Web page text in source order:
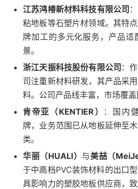
江苏鸿椿新材料科技有限公司
粘地板等石塑片材领域。其特
牌加工的多元化服务，产品适
景。
浙江天振科技股份有限公司 ：
司注重新材料研发，其产品采
料。公司产品线丰富，市场覆盖
肯帝亚（KENTIER）
：国内
牌，业务范围已从地板延伸至
类。
华丽（HUALI） 与美喆（
于中高档PVC装饰材料的出口
具影响力的塑胶地板供应商，